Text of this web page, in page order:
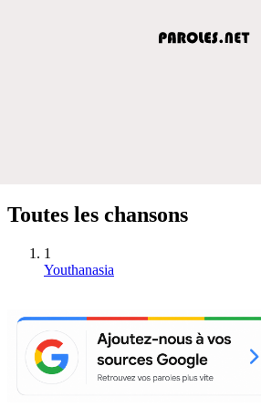
Toutes les chansons
1
Youthanasia